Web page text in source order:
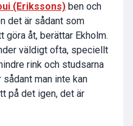
(Erikssons) ben och
det är sådant som
göra åt, berättar Ekholm.
väldigt ofta, speciellt
rink och studsarna
man inte kan
på det igen, det är